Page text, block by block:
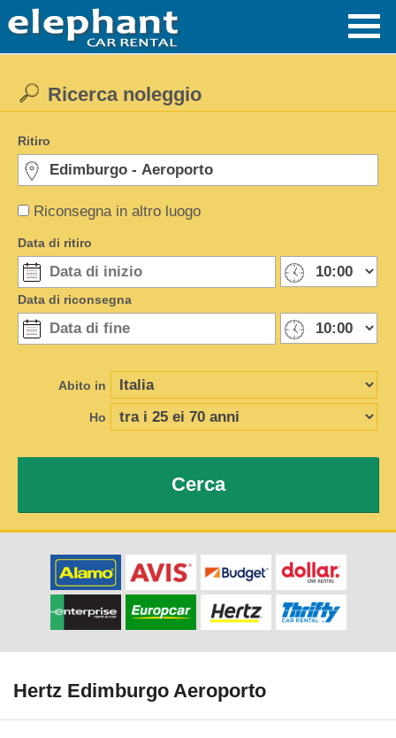
Riconsegna in altro luogo
Ricerca noleggio
Ritiro
Data di ritiro
Data di riconsegna
Abito in
Ho
Cerca
Hertz Edimburgo Aeroporto